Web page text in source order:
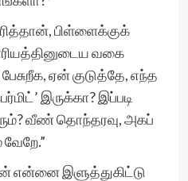
பிள்ளைக்குக்
வகை
ஏன் குடுத்தே, எந்த
இருக்கா? இப்படி
வீண் தொந்தரவு, அகப்
என்னை இளுத்துகிட்டு